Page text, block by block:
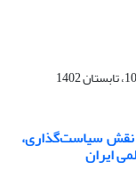
نقش سیاست‌گذاری،
ایران